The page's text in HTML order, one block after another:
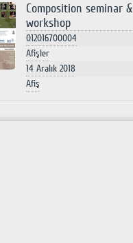
Composition seminar &
workshop
012016700004
Afişler
14 Aralık 2018
Afiş